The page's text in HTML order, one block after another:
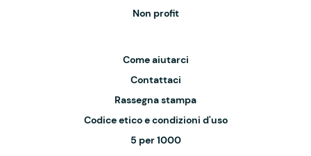
Non profit
Come aiutarci
Contattaci
Rassegna stampa
Codice etico e condizioni d'uso
5 per 1000